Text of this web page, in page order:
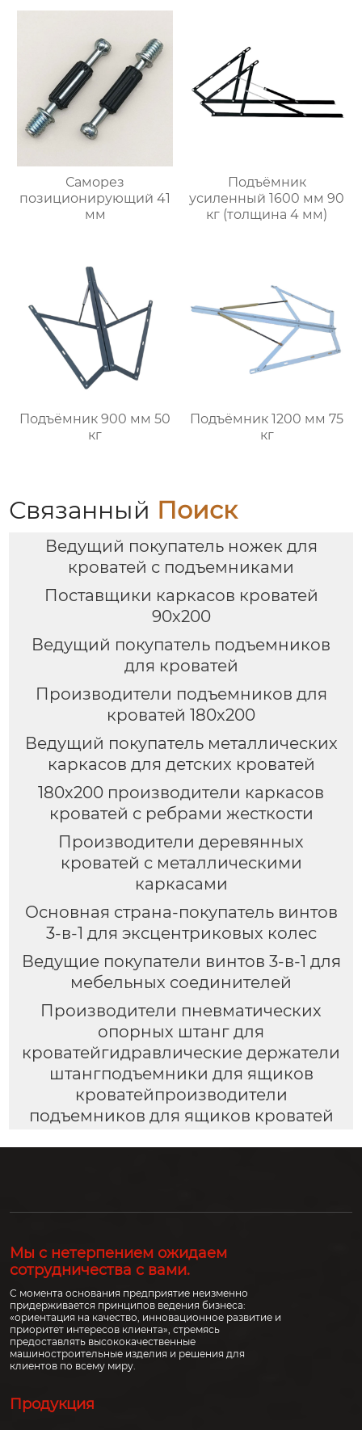
Саморез
позиционирующий 41
мм
Подъёмник
усиленный 1600 мм 90
кг (толщина 4 мм)
Подъёмник 900 мм 50
кг
Подъёмник 1200 мм 75
кг
Связанный Поиск
Ведущий покупатель ножек для
кроватей с подъемниками
Поставщики каркасов кроватей
90х200
Ведущий покупатель подъемников
для кроватей
Производители подъемников для
кроватей 180х200
Ведущий покупатель металлических
каркасов для детских кроватей
180х200 производители каркасов
кроватей с ребрами жесткости
Производители деревянных
кроватей с металлическими
каркасами
Основная страна-покупатель винтов
3-в-1 для эксцентриковых колес
Ведущие покупатели винтов 3-в-1 для
мебельных соединителей
Производители пневматических
опорных штанг для
кроватейгидравлические держатели
штангподъемники для ящиков
кроватейпроизводители
подъемников для ящиков кроватей
Мы с нетерпением ожидаем
сотрудничества с вами.
С момента основания предприятие неизменно
придерживается принципов ведения бизнеса:
«ориентация на качество, инновационное развитие и
приоритет интересов клиента», стремясь
предоставлять высококачественные
машиностроительные изделия и решения для
клиентов по всему миру.
Продукция